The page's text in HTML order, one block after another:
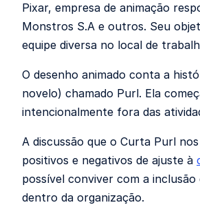
Pixar, empresa de animação
Monstros S.A e outros. Seu
equipe diversa no local de
O desenho animado conta a
novelo) chamado Purl. Ela
intencionalmente fora das
A discussão que o Curta Purl
positivos e negativos de ajuste à
possível conviver com a
dentro da organização.